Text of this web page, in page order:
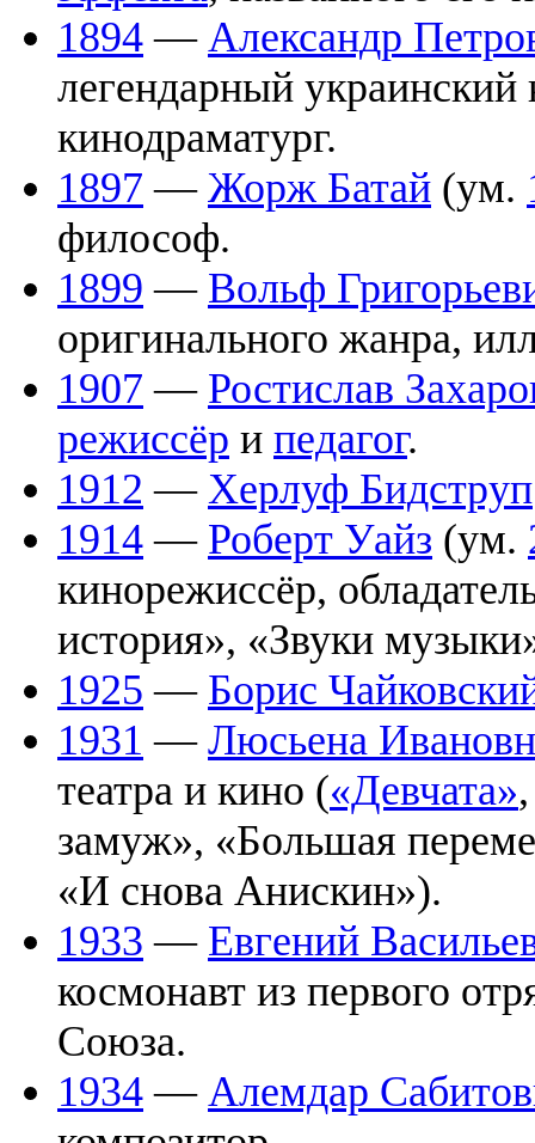
1894 — Александр
легендарный украинский
кинодраматург.
1897 — Жорж Батай (ум.
философ.
1899 — Вольф
оригинального жанра,
1907 — Ростислав
режиссёр и педагог.
1912 — Херлуф Бидструп
1914 — Роберт Уайз (ум.
кинорежиссёр,
история», «Звуки
1925 — Борис
1931 — Люсьена
театра и кино («Девчата»
замуж», «Большая
«И снова Анискин»).
1933 — Евгений
космонавт из первого
Союза.
1934 — Алемдар